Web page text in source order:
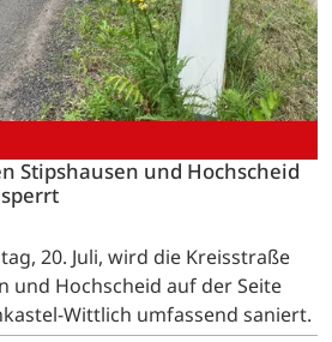
Stipshausen und Hochscheid
20. Juli, wird die Kreisstraße
und Hochscheid auf der Seite
Wittlich umfassend saniert.